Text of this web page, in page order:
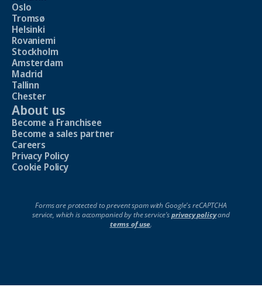
Oslo
Tromsø
Helsinki
Rovaniemi
Stockholm
Amsterdam
Madrid
Tallinn
Chester
About us
Become a Franchisee
Become a sales partner
Careers
Privacy Policy
Cookie Policy
Forms are protected to prevent spam with Google's reCAPTCHA
service, which is accompanied by the service'sprivacy policyand
terms of use.